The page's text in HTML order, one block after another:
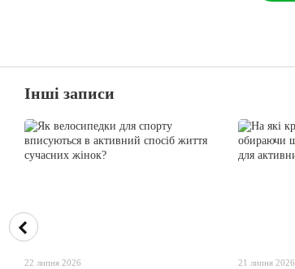
Інші записи
22 липня 2026 21 липня 2026